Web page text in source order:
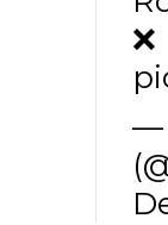
❌
—